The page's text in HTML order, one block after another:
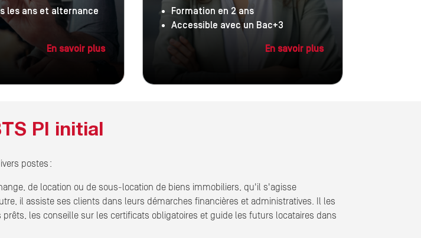
les ans et alternance
En savoir plus
Formation en 2 ans
Accessible avec un Bac+3
En savoir plus
PI initial
postes :
de location ou de sous-location de biens immobiliers, qu'il s'agisse
il assiste ses clients dans leurs démarches financières et administratives. Il les
les conseille sur les certificats obligatoires et guide les futurs locataires dans